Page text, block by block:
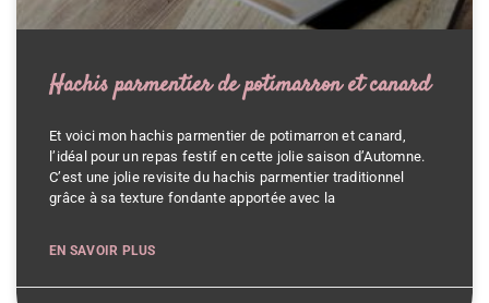
Hachis parmentier de potimarron et canard
Et voici mon hachis parmentier de potimarron et canard,
l’idéal pour un repas festif en cette jolie saison d’Automne.
C’est une jolie revisite du hachis parmentier traditionnel
grâce à sa texture fondante apportée avec la
EN SAVOIR PLUS